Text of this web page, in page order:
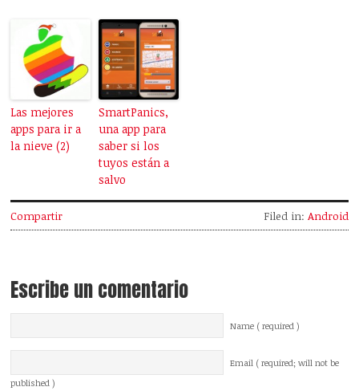
Las mejores
apps para ir a
la nieve (2)
SmartPanics,
una app para
saber si los
tuyos están a
salvo
Compartir Filed in: Android
Escribe un comentario
Name ( required )
Email ( required; will not be
published )